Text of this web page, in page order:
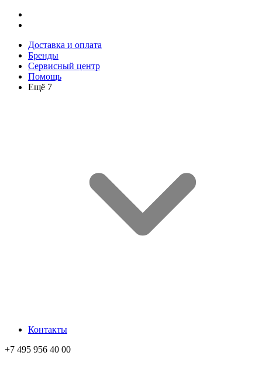
Доставка и оплата
Бренды
Сервисный центр
Помощь
Ещё 7
Контакты
+7 495 956 40 00